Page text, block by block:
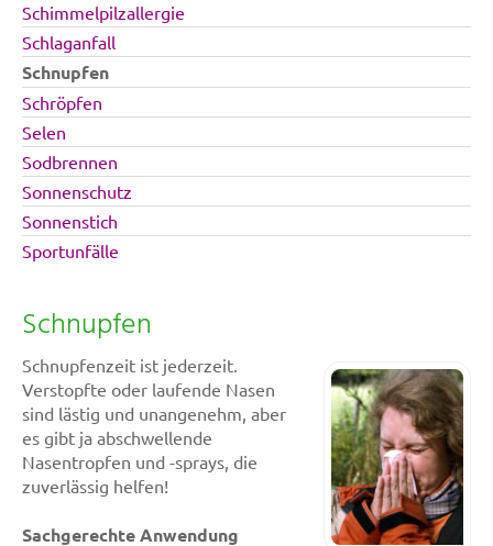
Schimmelpilzallergie
Schlaganfall
Schnupfen
Schröpfen
Selen
Sodbrennen
Sonnenschutz
Sonnenstich
Sportunfälle
Schnupfen
Schnupfenzeit ist jederzeit.
Verstopfte oder laufende Nasen
sind lästig und unangenehm, aber
es gibt ja abschwellende
Nasentropfen und -sprays, die
zuverlässig helfen!
Sachgerechte Anwendung